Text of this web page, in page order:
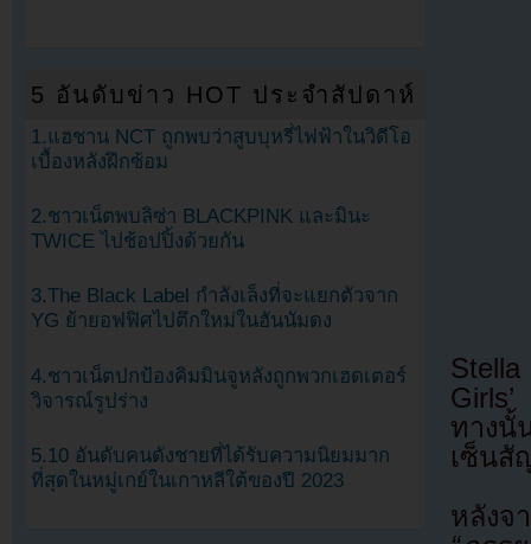
ทางนั้
เซ็นสั
หลังจ
5 อันดับข่าว HOT ประจำสัปดาห์
1.แฮชาน NCT ถูกพบว่าสูบบุหรี่ไฟฟ้าในวิดีโอ
เบื้องหลังฝึกซ้อม
2.ชาวเน็ตพบลิซ่า BLACKPINK และมินะ
TWICE ไปช้อปปิ้งด้วยกัน
3.The Black Label กำลังเล็งที่จะแยกตัวจาก
YG ย้ายอฟฟิศไปตึกใหม่ในฮันนัมดง
4.ชาวเน็ตปกป้องคิมมินจูหลังถูกพวกเฮดเตอร์
วิจารณ์รูปร่าง
5.10 อันดับคนดังชายที่ได้รับความนิยมมาก
ที่สุดในหมู่เกย์ในเกาหลีใต้ของปี 2023